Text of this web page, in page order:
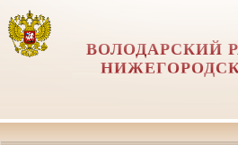
ВОЛОДАРСКИЙ